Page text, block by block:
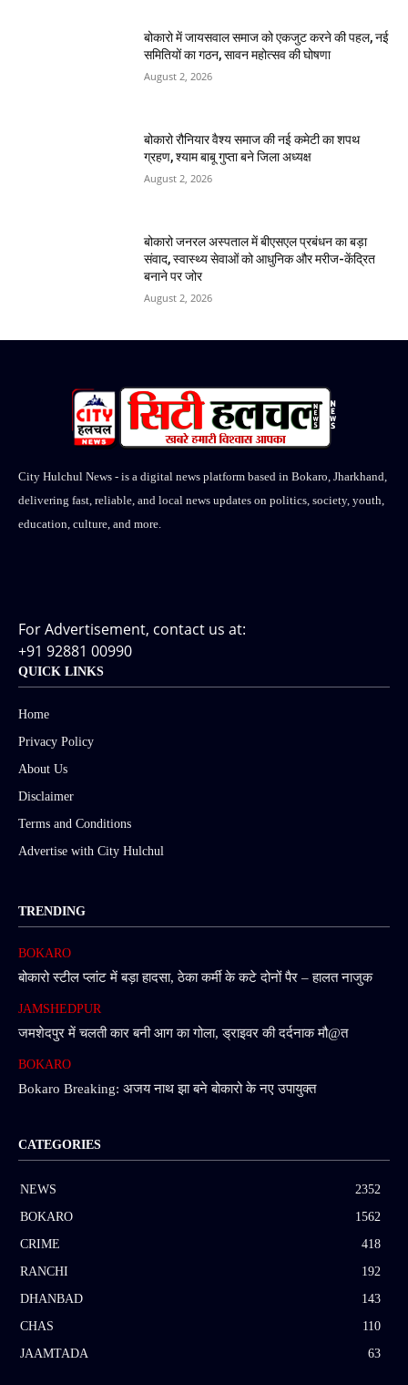
बोकारो में जायसवाल समाज को एकजुट करने की पहल, नई
समितियों का गठन, सावन महोत्सव की घोषणा
August 2, 2026
बोकारो रौनियार वैश्य समाज की नई कमेटी का शपथ
ग्रहण, श्याम बाबू गुप्ता बने जिला अध्यक्ष
August 2, 2026
बोकारो जनरल अस्पताल में बीएसएल प्रबंधन का बड़ा
संवाद, स्वास्थ्य सेवाओं को आधुनिक और मरीज-केंद्रित
बनाने पर जोर
August 2, 2026
City Hulchul News - is a digital news platform based in Bokaro, Jharkhand,
delivering fast, reliable, and local news updates on politics, society, youth,
education, culture, and more.
For Advertisement, contact us at:
+91 92881 00990
QUICK LINKS
Home
Privacy Policy
About Us
Disclaimer
Terms and Conditions
Advertise with City Hulchul
TRENDING
BOKARO
बोकारो स्टील प्लांट में बड़ा हादसा, ठेका कर्मी के कटे दोनों पैर – हालत नाजुक
JAMSHEDPUR
जमशेदपुर में चलती कार बनी आग का गोला, ड्राइवर की दर्दनाक मौ@त
BOKARO
Bokaro Breaking: अजय नाथ झा बने बोकारो के नए उपायुक्त
CATEGORIES
NEWS
2352
BOKARO
1562
CRIME
418
RANCHI
192
DHANBAD
143
CHAS
110
JAAMTADA
63